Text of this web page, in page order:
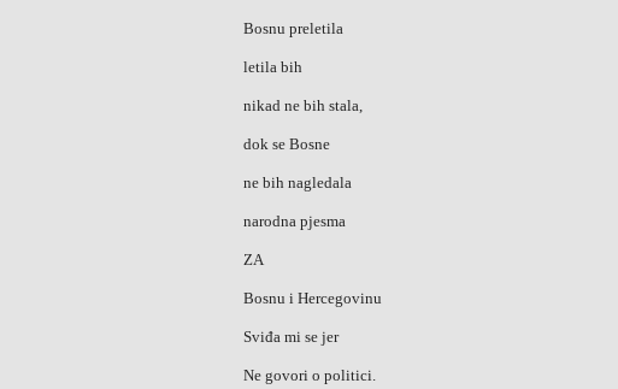
Bosnu preletila
letila bih
nikad ne bih stala,
dok se Bosne
ne bih nagledala
narodna pjesma
ZA
Bosnu i Hercegovinu
Sviđa mi se jer
Ne govori o politici.